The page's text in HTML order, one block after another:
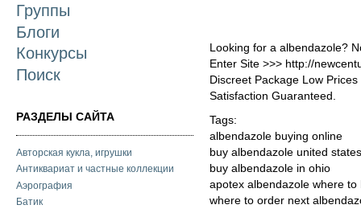
Группы
Блоги
Конкурсы
Поиск
РАЗДЕЛЫ САЙТА
Авторская кукла, игрушки
Антиквариат и частные коллекции
Аэрография
Батик
Looking for a albendazole?
Enter Site >>> http://
Discreet Package Low
Satisfaction Guaranteed.
Tags:
albendazole buying online
buy albendazole united states
buy albendazole in ohio
apotex albendazole where to
where to order next